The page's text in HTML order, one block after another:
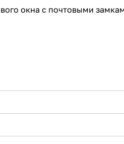
окна с почтовыми